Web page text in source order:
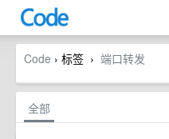
Code › 标签 › 端口转发
全部